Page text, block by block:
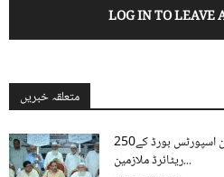
LOG IN TO LEAVE
متعلقہ خبریں
اسلام آباد (ٹی این ایس) پاکستان اسپورٹس بورڈ کے250
ریٹائرڈ ملازمین...